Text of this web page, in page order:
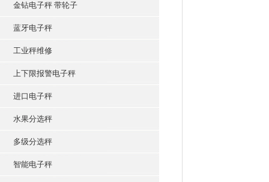
金钻电子秤 带轮子
蓝牙电子秤
工业秤维修
上下限报警电子秤
进口电子秤
水果分选秤
多级分选秤
智能电子秤